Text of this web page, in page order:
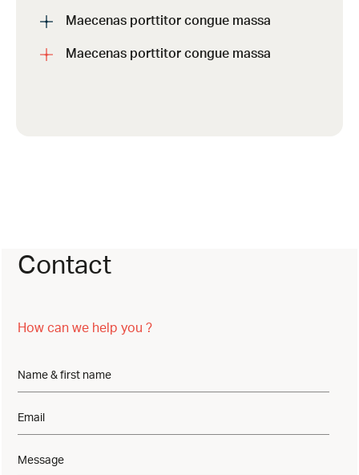
Maecenas porttitor congue massa
Maecenas porttitor congue massa
Contact
How can we help you ?